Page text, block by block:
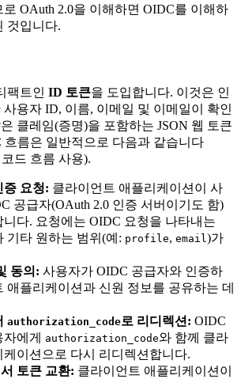
OAuth 2.0을 이해하면 OIDC를 이해하
것입니다.
팩트인 ID 토큰을 도입합니다. 이것은 인
용자 ID, 이름, 이메일 및 이메일이 확인
클레임(증명)을 포함하는 JSON 웹 토큰
흐름은 일반적으로 다음과 같습니다
드 흐름 사용).
증 요청: 클라이언트 애플리케이션이 사
공급자(OAuth 2.0 인증 서버이기도 함)
니다. 요청에는 OIDC 요청을 나타내는
기타 원하는 범위(예: profile, email)가
동의: 사용자가 OIDC 공급자와 인증하
애플리케이션과 신원 정보를 공유하는 데
authorization_code로 리디렉션: OIDC
에게
authorization_code와 함께 클라
케이션으로 다시 리디렉션합니다.
토큰 교환: 클라이언트 애플리케이션이